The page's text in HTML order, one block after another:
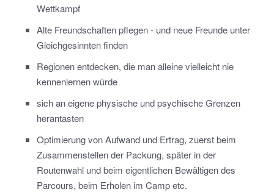
Wettkampf
Alte Freundschaften pflegen - und neue Freunde unter
Gleichgesinnten finden
Regionen entdecken, die man alleine vielleicht nie
kennenlernen würde
sich an eigene physische und psychische Grenzen
herantasten
Optimierung von Aufwand und Ertrag, zuerst beim
Zusammenstellen der Packung, später in der
Routenwahl und beim eigentlichen Bewältigen des
Parcours, beim Erholen im Camp etc.